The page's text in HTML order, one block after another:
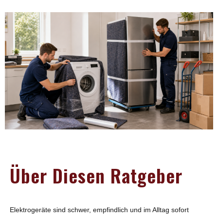
Über Diesen Ratgeber
Elektrogeräte sind schwer, empfindlich und im Alltag sofort